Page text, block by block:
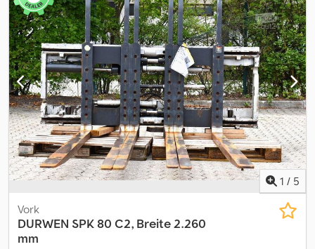
1 / 5
Vork
DURWEN SPK 80 C2, Breite 2.260
mm